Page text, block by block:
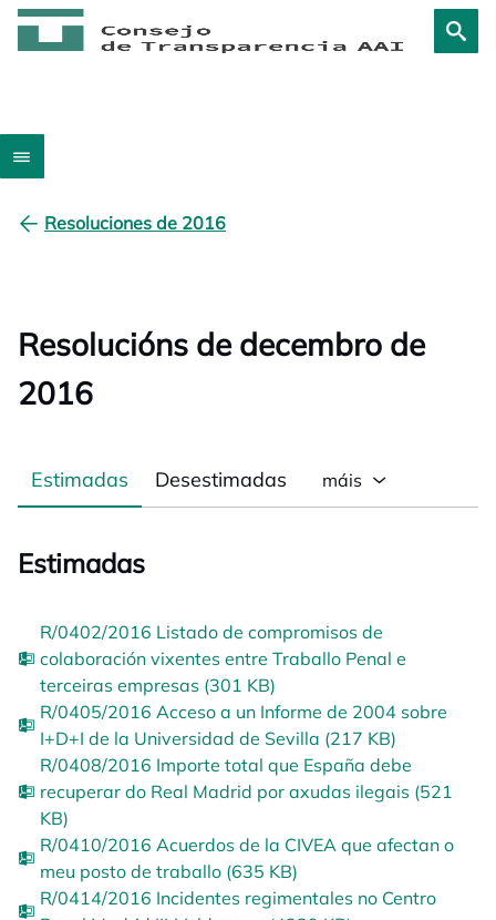
Resoluciones de 2016
Resolucións de decembro de
2016
Estimadas Desestimadas máis
Estimadas
R/0402/2016 Listado de compromisos de
colaboración vixentes entre Traballo Penal e
terceiras empresas (301 KB)
R/0405/2016 Acceso a un Informe de 2004 sobre
I+D+I de la Universidad de Sevilla (217 KB)
R/0408/2016 Importe total que España debe
recuperar do Real Madrid por axudas ilegais (521
KB)
R/0410/2016 Acuerdos de la CIVEA que afectan o
meu posto de traballo (635 KB)
R/0414/2016 Incidentes regimentales no Centro